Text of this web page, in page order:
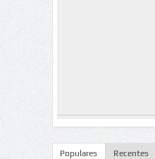
Populares Recentes